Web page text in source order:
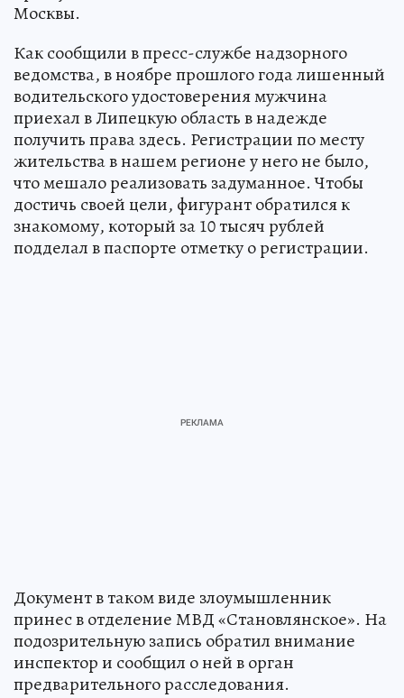
Москвы.
Как сообщили в пресс-службе надзорного
ведомства, в ноябре прошлого года лишенный
водительского удостоверения мужчина
приехал в Липецкую область в надежде
получить права здесь. Регистрации по месту
жительства в нашем регионе у него не было,
что мешало реализовать задуманное. Чтобы
достичь своей цели, фигурант обратился к
знакомому, который за 10 тысяч рублей
подделал в паспорте отметку о регистрации.
Документ в таком виде злоумышленник
принес в отделение МВД «Становлянское». На
подозрительную запись обратил внимание
инспектор и сообщил о ней в орган
предварительного расследования.